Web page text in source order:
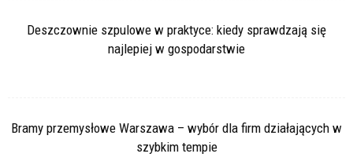
Deszczownie szpulowe w praktyce: kiedy sprawdzają się
najlepiej w gospodarstwie
Bramy przemysłowe Warszawa – wybór dla firm działających w
szybkim tempie